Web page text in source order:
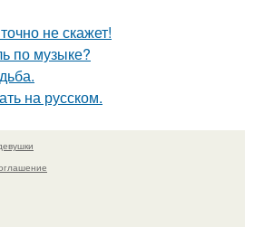
не скажет!
по музыке?
на русском.